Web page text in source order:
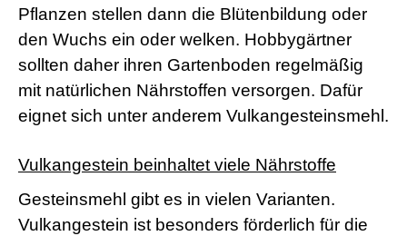
Pflanzen stellen dann die Blütenbildung oder
den Wuchs ein oder welken. Hobbygärtner
sollten daher ihren Gartenboden regelmäßig
mit natürlichen Nährstoffen versorgen. Dafür
eignet sich unter anderem Vulkangesteinsmehl.
Vulkangestein beinhaltet viele Nährstoffe
Gesteinsmehl gibt es in vielen Varianten.
Vulkangestein ist besonders förderlich für die